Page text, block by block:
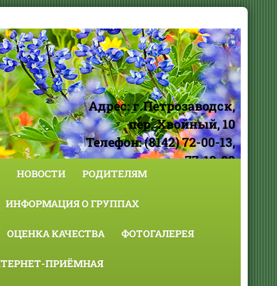
Адрес: г.Петрозаводск,
пер. Хвойный, 10
Телефон: (8142) 72-00-13,
77-18-98
НОВОСТИ РОДИТЕЛЯМ
ИНФОРМАЦИЯ О ГРУППАХ
ОЦЕНКА КАЧЕСТВА ФОТОГАЛЕРЕЯ
ПРИЁМНАЯ